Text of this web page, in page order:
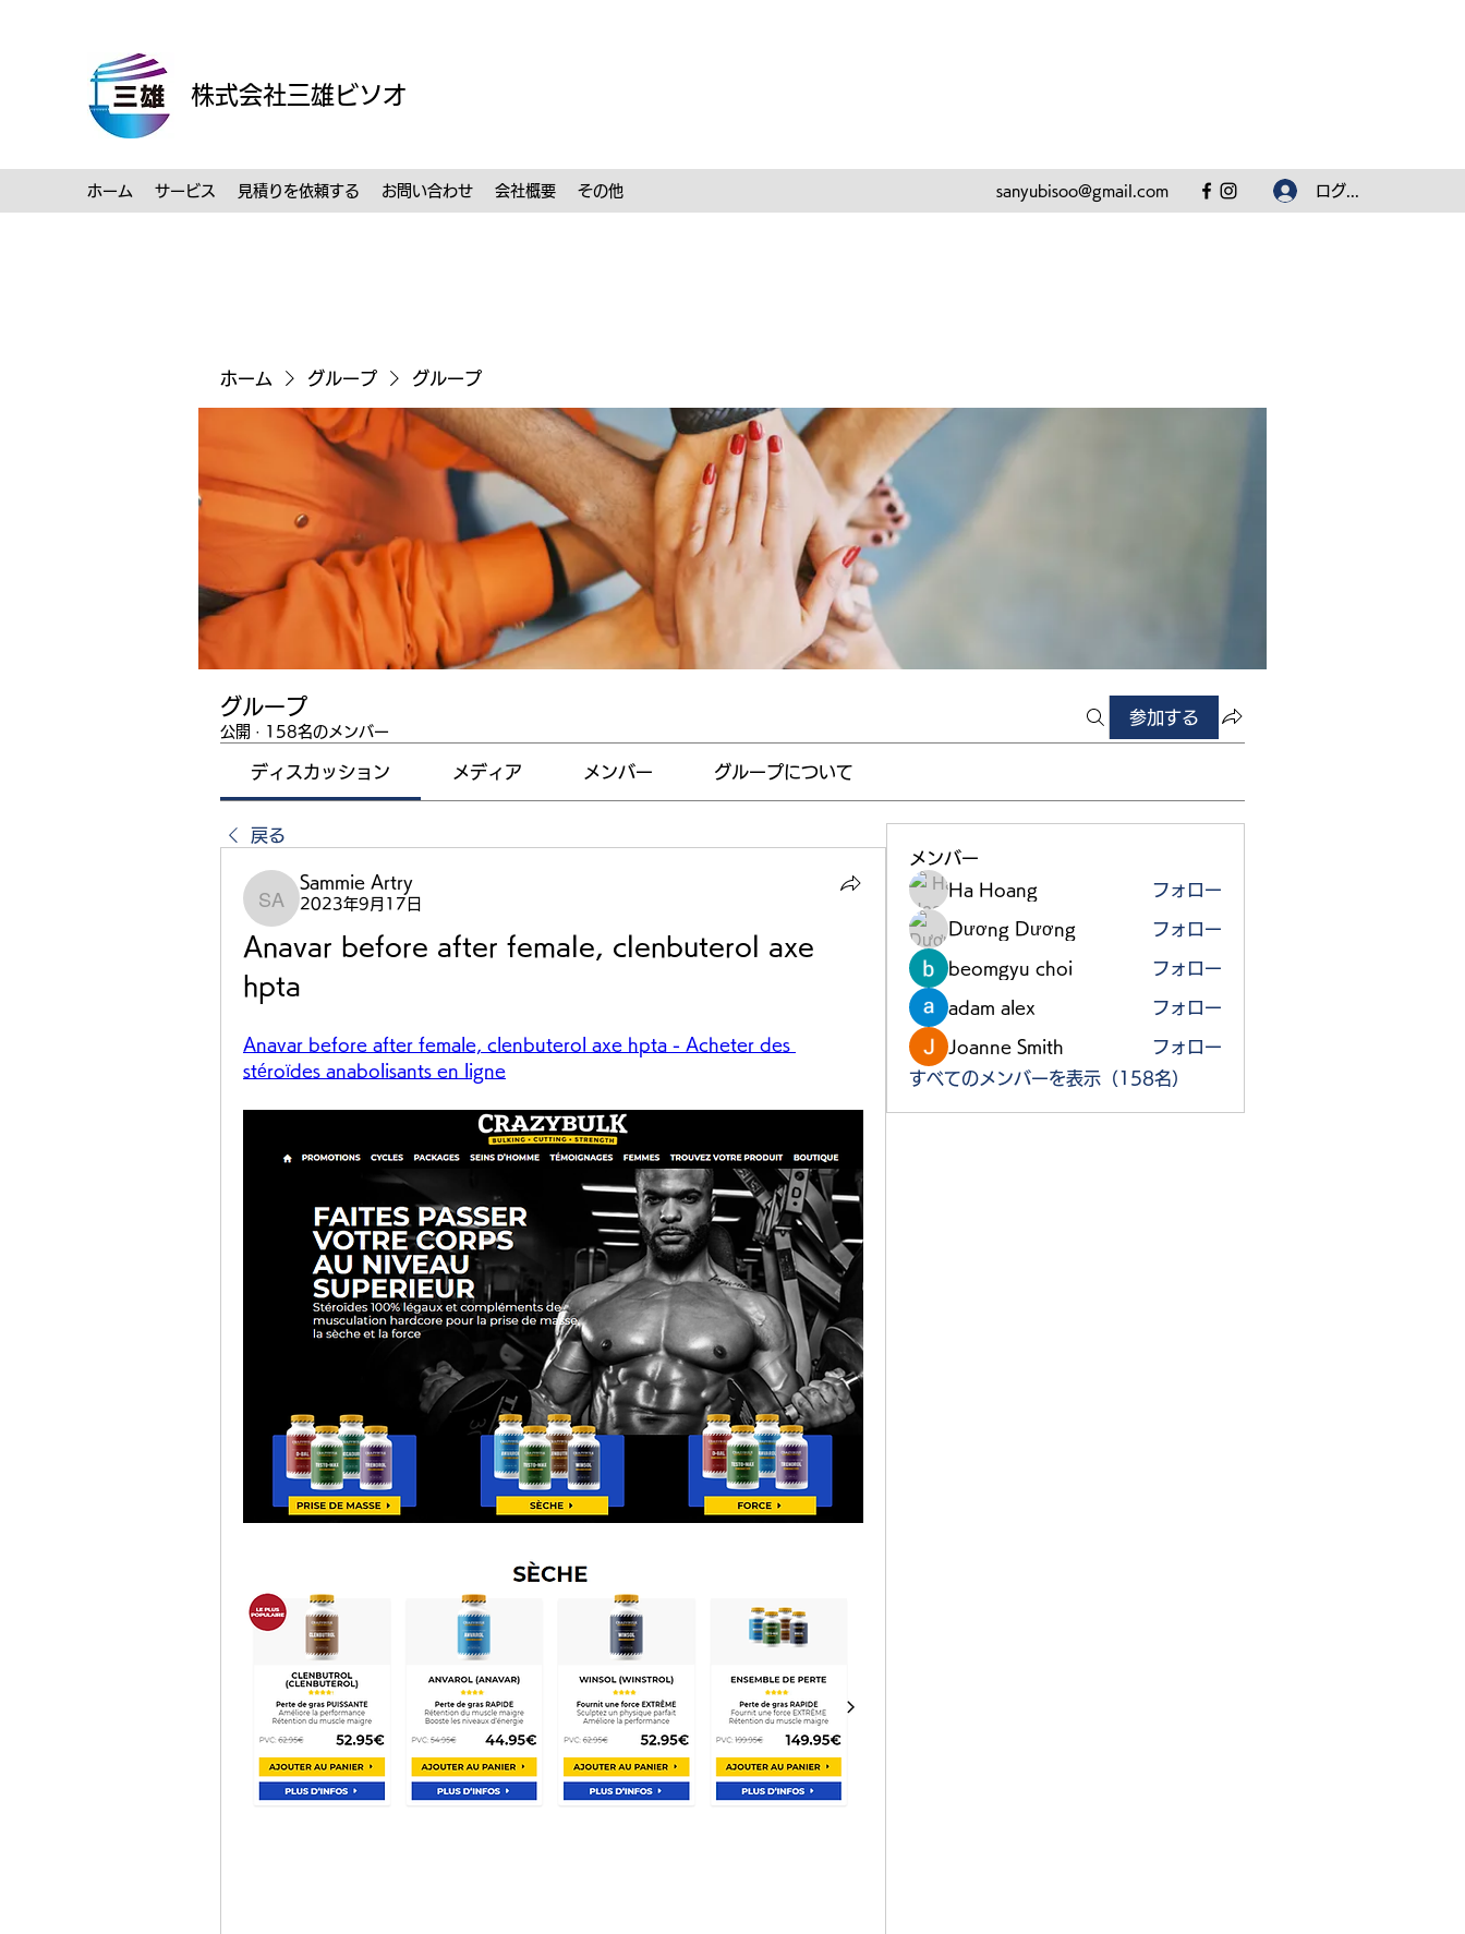
株式会社三雄ビソオ
ホーム サービス 見積りを依頼する お問い合わせ 会社概要 その他 sanyubisoo@gmail.com ログイン
ホーム グループ グループ
グループ
公開 · 158名のメンバー
参加する
ディスカッション メディア メンバー グループについて
戻る
Sammie Artry
Sammie Artry
2023年9月17日
Anavar before after female, clenbuterol axe
hpta
Anavar before after female, clenbuterol axe hpta - Acheter des
stéroïdes anabolisants en ligne
メンバー
Ha Hoang
フォロー
Dương Dương フォロー
beomgyu choi フォロー
adam alex フォロー
Joanne Smith
フォロー
すべてのメンバーを表示（158名）